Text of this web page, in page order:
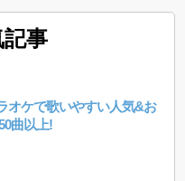
事
オケで歌いやすい人気&お
曲以上!